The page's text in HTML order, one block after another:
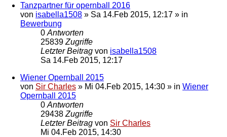
Tanzpartner für opernball 2016
von isabella1508 » Sa 14.Feb 2015, 12:17 » in
Bewerbung
0 Antworten
25839 Zugriffe
Letzter Beitrag von isabella1508
Sa 14.Feb 2015, 12:17
Wiener Opernball 2015
von Sir Charles » Mi 04.Feb 2015, 14:30 » in Wiener
Opernball 2015
0 Antworten
29438 Zugriffe
Letzter Beitrag von Sir Charles
Mi 04.Feb 2015, 14:30